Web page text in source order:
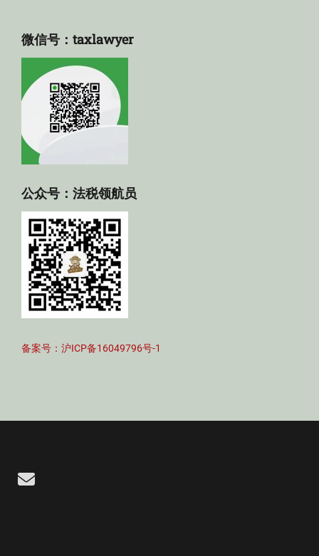
微信号：taxlawyer
公众号：法税领航员
备案号：沪ICP备16049796号-1
Email